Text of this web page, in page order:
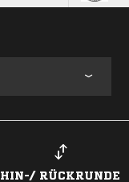
HIN-/ RÜCKRUNDE